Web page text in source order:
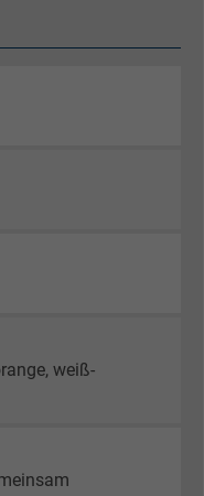
weiß-